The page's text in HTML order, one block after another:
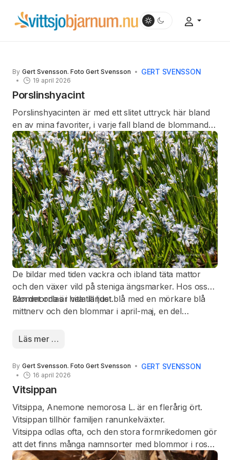
By Gert Svensson. Foto Gert Svensson GERT SVENSSON
19 april 2026
Porslinshyacint
Porslinshyacinten är med ett slitet uttryck här bland
en av mina favoriter, i varje fall bland de blommande
vårlökarna.
De bildar med tiden vackra och ibland täta mattor
och den växer vild på steniga ängsmarker. Hos oss
kan det odlas i hela landet.
Blommorna är vita till ljust blå med en mörkare blå
mittnerv och den blommar i april-maj, en del
Läs mer …
By Gert Svensson. Foto Gert Svensson GERT SVENSSON
16 april 2026
Vitsippan
Vitsippa, Anemone nemorosa L. är en flerårig ört.
Vitsippan tillhör familjen ranunkelväxter.
Vitsippa odlas ofta, och den stora formrikedomen gör
att det finns många namnsorter med blommor i rosa,
rött eller blått och med fyllda blommor.